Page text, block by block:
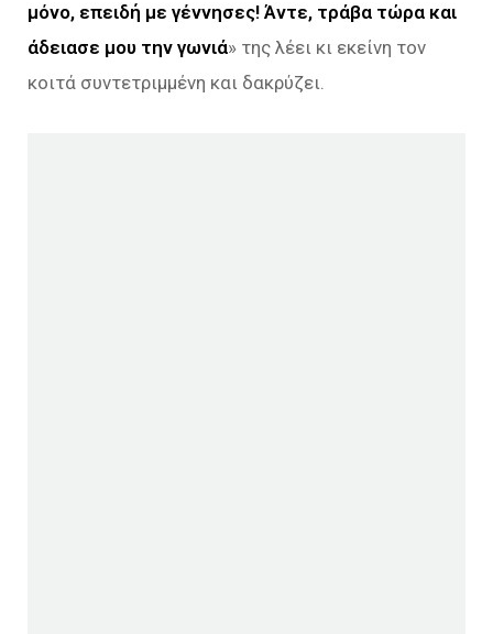
μόνο, επειδή με γέννησες! Άντε, τράβα τώρα και
άδειασε μου την γωνιά» της λέει κι εκείνη τον
κοιτά συντετριμμένη και δακρύζει.